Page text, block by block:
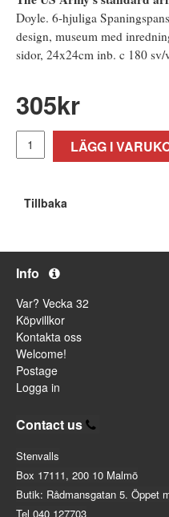
Doyle. 6-hjuliga
design, museum med
sidor, 24x24cm inb. c 180
305kr
LÄGG I
Tillbaka
Info
Var? Vecka 32
Köpvillkor
Kontakta oss
Welcome!
Postage
Logga in
Contact us
Stenvalls
Box 17111, 200 10 Malmö
Butik: Rådmansgatan 5. Öppet
Tel 040 127703